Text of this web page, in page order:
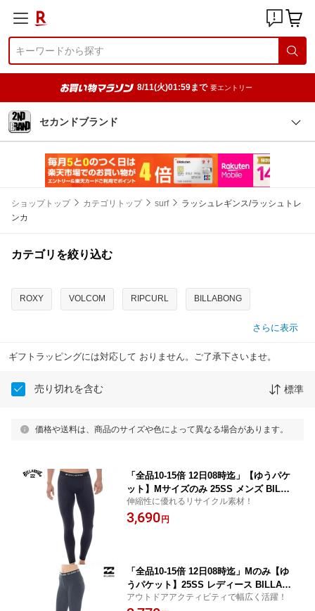
8/11(火)01:59まで 要エントリー
セカンドブランド
ショップトップ カテゴリトップ surf
ラッシュレギンス/ラッシュトレ
ンカ
カテゴリを絞り込む
ROXY VOLCOM RIPCURL BILLABONG
さらに表示
ギフトラッピングには対応して おりません。ご了承下さいませ。
売り切れを含む 標準
価格や送料は、商品のサイズや色によって異なる場合があります。
「全品10-15倍 12日08時迄」【ゆうパケ
ット】Mサイズのみ 25SS メンズ BILLA
BONG ラッシュレギンス BF011-493 SO
LID LEGGINS:正規品/ビラボン/インナ
伸縮性に優れるリサイクル素材！
3,690 円
「全品10-15倍 12日08時迄」Mのみ【ゆ
うパケット】25SS レディース BILLAB
ONG ラッシュレギンス BF013-400 LOG
アウトドアアクティビティで幅広く活躍！